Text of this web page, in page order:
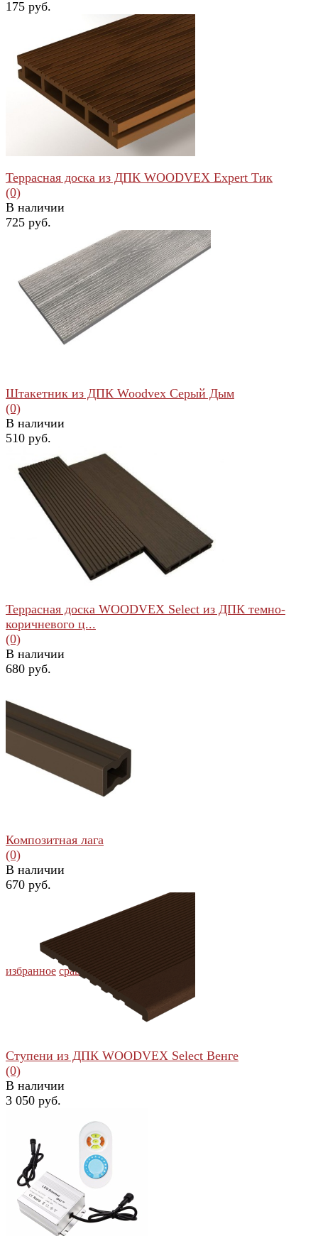
избранное сравнить
175 руб.
избранное сравнить
Террасная доска из ДПК WOODVEX Expert Тик
(0)
В наличии
725 руб.
избранное сравнить
Штакетник из ДПК Woodvex Серый Дым
(0)
В наличии
510 руб.
избранное сравнить
Террасная доска WOODVEX Select из ДПК темно-
коричневого ц...
(0)
В наличии
680 руб.
избранное сравнить
Композитная лага
(0)
В наличии
670 руб.
избранное сравнить
Ступени из ДПК WOODVEX Select Венге
(0)
В наличии
3 050 руб.